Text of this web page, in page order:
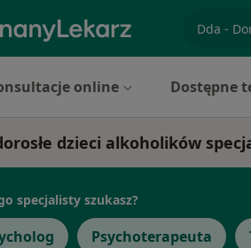
online Dostępne
dzieci alkoholików
specjalisty szukasz?
Psychoterapeuta